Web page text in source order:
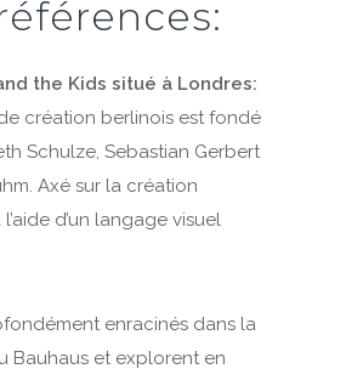
the Kids situé à Londres:
création berlinois est fondé
Schulze, Sebastian Gerbert
Axé sur la création
l’aide d’un langage visuel
enracinés dans la
Bauhaus et explorent en